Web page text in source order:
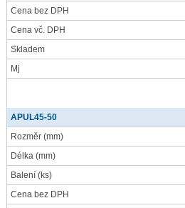
Cena bez DPH
Cena vč. DPH
Skladem
Mj
APUL45-50
Rozměr (mm)
Délka (mm)
Balení (ks)
Cena bez DPH